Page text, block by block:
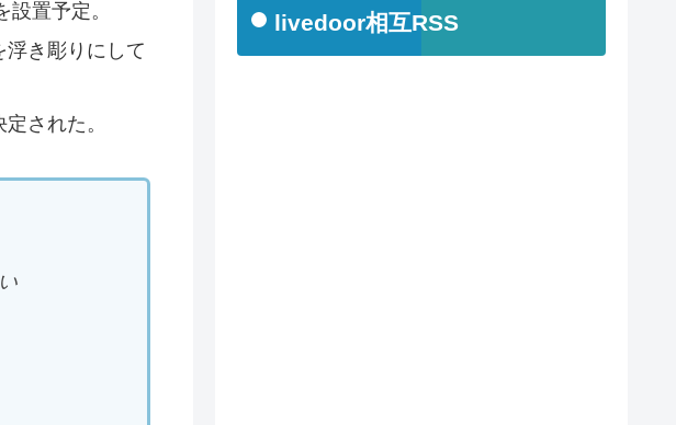
置予定。
き彫りにして
された。
livedoor相互RSS